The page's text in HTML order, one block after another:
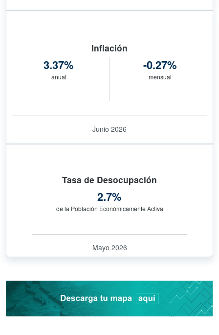
Inflación
3.37%
anual
-0.27%
mensual
Junio 2026
Tasa de Desocupación
2.7%
de la Población Económicamente Activa
Mayo 2026